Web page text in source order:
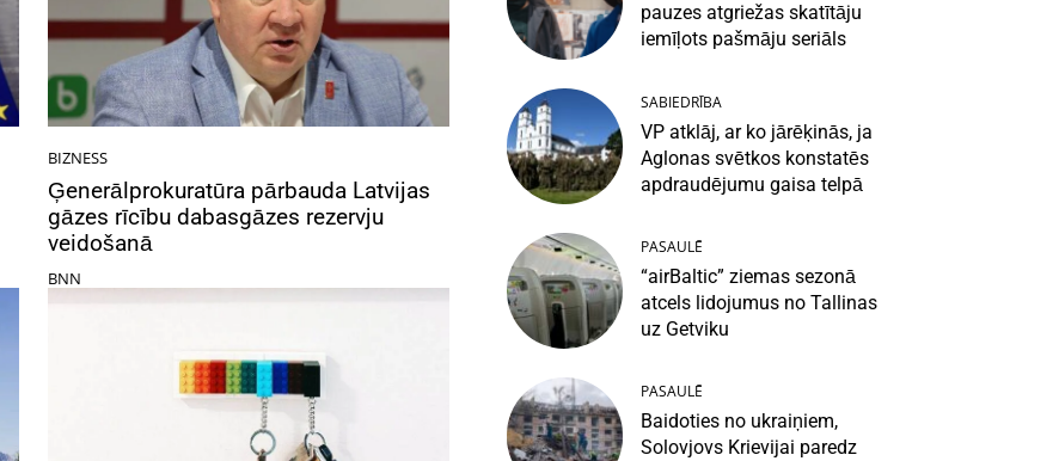
BIZNESS
Ģenerālprokuratūra pārbauda Latvijas
gāzes rīcību dabasgāzes rezervju
veidošanā
BNN
pauzes atgriežas skatītāju
iemīļots pašmāju seriāls
SABIEDRĪBA
VP atklāj, ar ko jārēķinās, ja
Aglonas svētkos konstatēs
apdraudējumu gaisa telpā
PASAULĒ
“airBaltic” ziemas sezonā
atcels lidojumus no Tallinas
uz Getviku
PASAULĒ
Baidoties no ukraiņiem,
Solovjovs Krievijai paredz